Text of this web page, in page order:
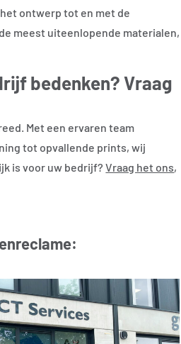
ontwerp tot en met de
meest uiteenlopende materialen,
bedenken? Vraag
Met een ervaren team
tot opvallende prints, wij
is voor uw bedrijf?Vraag het ons,